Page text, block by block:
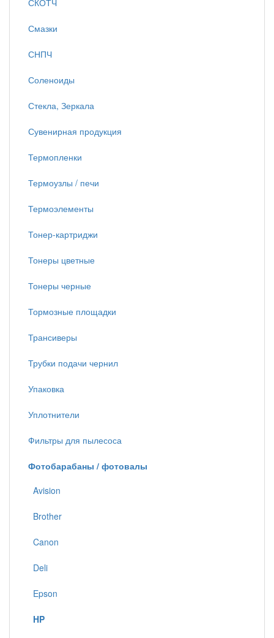
СКОТЧ
Смазки
СНПЧ
Соленоиды
Стекла, Зеркала
Сувенирная продукция
Термопленки
Термоузлы / печи
Термоэлементы
Тонер-картриджи
Тонеры цветные
Тонеры черные
Тормозные площадки
Трансиверы
Трубки подачи чернил
Упаковка
Уплотнители
Фильтры для пылесоса
Фотобарабаны / фотовалы
Avision
Brother
Canon
Deli
Epson
HP